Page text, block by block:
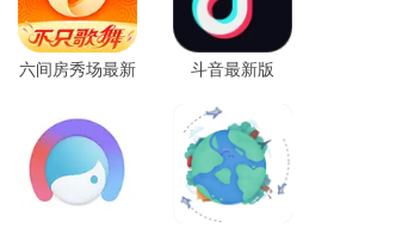
六间房秀场最新
斗音最新版